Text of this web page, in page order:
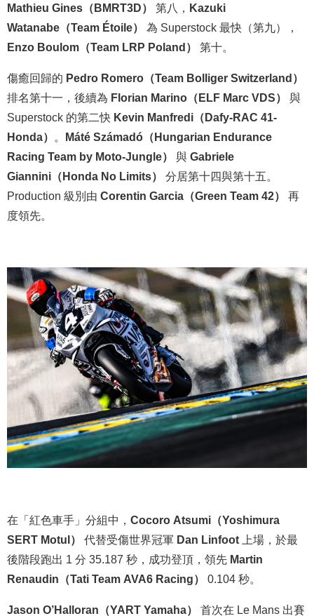
Mathieu Gines（BMRT3D） 第八，
Kazuki
Watanabe（Team Étoile）
為 Superstock 最快（第九），
Enzo Boulom（Team LRP Poland）
第十。
傷癒回歸的 Pedro Romero（Team Bolliger Switzerland）
排名第十一，後續為 Florian Marino（ELF Marc VDS）
與
Superstock 的第二快 Kevin Manfredi（Dafy-RAC 41-
Honda）
。
Máté Számadó（Hungarian Endurance
Racing Team by Moto-Jungle）
與 Gabriele
Giannini（Honda No Limits）
分居第十四與第十五。
Production 級別由 Corentin Garcia（Green Team 42）
再
度領先。
在「紅色車手」分組中， Cocoro Atsumi（Yoshimura
SERT Motul）
代替受傷世界冠軍 Dan Linfoot 上場，於最
後階段跑出 1 分 35.187 秒，成功登頂，領先 Martin
Renaudin（Tati Team AVA6 Racing）
0.104 秒。
Jason O’Halloran（YART Yamaha）
首次在 Le Mans 出賽